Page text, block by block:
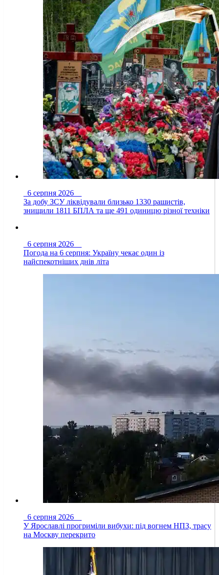
6 серпня 2026
За добу ЗСУ ліквідували близько 1330 рашистів,
знищили 1811 БПЛА та ще 491 одиницю різної техніки
6 серпня 2026
Погода на 6 серпня: Україну чекає один із
найспекотніших днів літа
6 серпня 2026
У Ярославлі прогриміли вибухи: під вогнем НПЗ, трасу
на Москву перекрито